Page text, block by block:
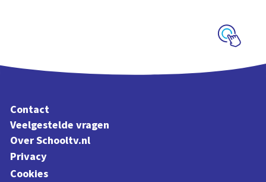
Contact
Veelgestelde vragen
Over Schooltv.nl
Privacy
Cookies